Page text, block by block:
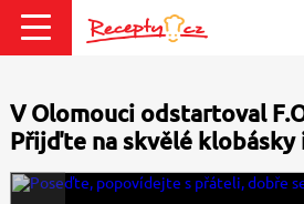
V Olomouci odstartoval
Přijďte na skvělé